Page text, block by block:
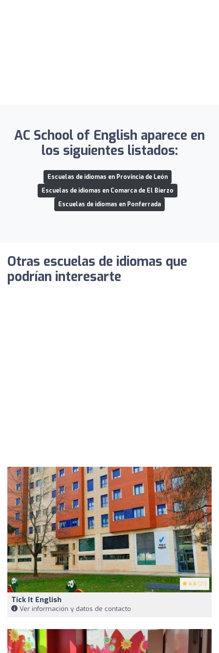
AC School of English aparece en
los siguientes listados:
Escuelas de idiomas en Provincia de León
Escuelas de idiomas en Comarca de El Bierzo
Escuelas de idiomas en Ponferrada
Otras escuelas de idiomas que
podrían interesarte
4.6 (21)
Tick It English
Ver información y datos de contacto